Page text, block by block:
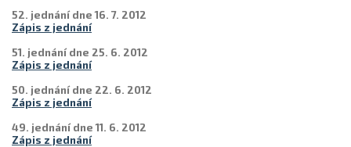
52. jednání dne 16. 7. 2012
Zápis z jednání
51. jednání dne 25. 6. 2012
Zápis z jednání
50. jednání dne 22. 6. 2012
Zápis z jednání
49. jednání dne 11. 6. 2012
Zápis z jednání